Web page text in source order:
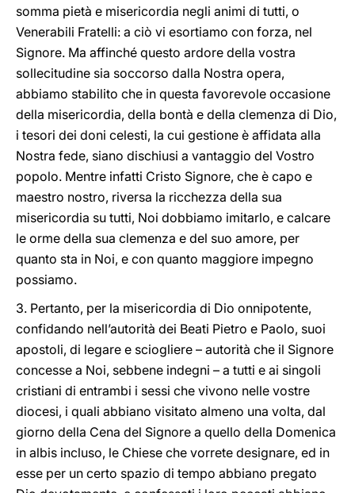
somma pietà e misericordia negli animi di tutti, o
Venerabili Fratelli: a ciò vi esortiamo con forza, nel
Signore. Ma affinché questo ardore della vostra
sollecitudine sia soccorso dalla Nostra opera,
abbiamo stabilito che in questa favorevole occasione
della misericordia, della bontà e della clemenza di Dio,
i tesori dei doni celesti, la cui gestione è affidata alla
Nostra fede, siano dischiusi a vantaggio del Vostro
popolo. Mentre infatti Cristo Signore, che è capo e
maestro nostro, riversa la ricchezza della sua
misericordia su tutti, Noi dobbiamo imitarlo, e calcare
le orme della sua clemenza e del suo amore, per
quanto sta in Noi, e con quanto maggiore impegno
possiamo.
3. Pertanto, per la misericordia di Dio onnipotente,
confidando nell’autorità dei Beati Pietro e Paolo, suoi
apostoli, di legare e sciogliere – autorità che il Signore
concesse a Noi, sebbene indegni – a tutti e ai singoli
cristiani di entrambi i sessi che vivono nelle vostre
diocesi, i quali abbiano visitato almeno una volta, dal
giorno della Cena del Signore a quello della Domenica
in albis incluso, le Chiese che vorrete designare, ed in
esse per un certo spazio di tempo abbiano pregato